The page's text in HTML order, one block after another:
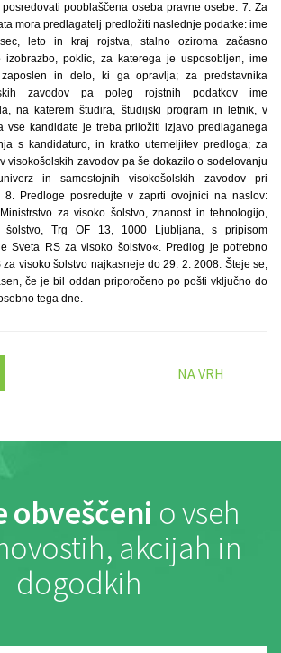
pooblaščena oseba pravne osebe. 7. Za
mora predlagatelj predložiti naslednje podatke: ime
leto in kraj rojstva, stalno oziroma začasno
izobrazbo, poklic, za katerega je usposobljen, ime
in delo, ki ga opravlja; za predstavnika
zavodov pa poleg rojstnih podatkov ime
na katerem študira, študijski program in letnik, v
vse kandidate je treba priložiti izjavo predlaganega
s kandidaturo, in kratko utemeljitev predloga; za
visokošolskih zavodov pa še dokazilo o sodelovanju
in samostojnih visokošolskih zavodov pri
8. Predloge posredujte v zaprti ovojnici na naslov:
za visoko šolstvo, znanost in tehnologijo,
Trg OF 13, 1000 Ljubljana, s pripisom
Sveta RS za visoko šolstvo«. Predlog je potrebno
visoko šolstvo najkasneje do 29. 2. 2008. Šteje se,
če je bil oddan priporočeno po pošti vključno do
tega dne.
NA VRH
obveščeni o vseh
akcijah in
dogodkih